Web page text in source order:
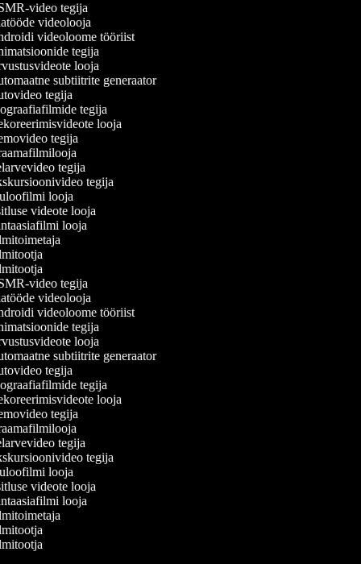
video tegija
videolooja
videoloome tööriist
tegija
looja
subtiitrite generaator
tegija
tegija
looja
tegija
tegija
tegija
looja
videote looja
looja
video tegija
videolooja
videoloome tööriist
tegija
looja
subtiitrite generaator
tegija
tegija
looja
tegija
tegija
tegija
looja
videote looja
looja